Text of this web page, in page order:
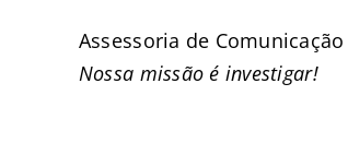
Assessoria de Comunicação
Nossa missão é investigar!